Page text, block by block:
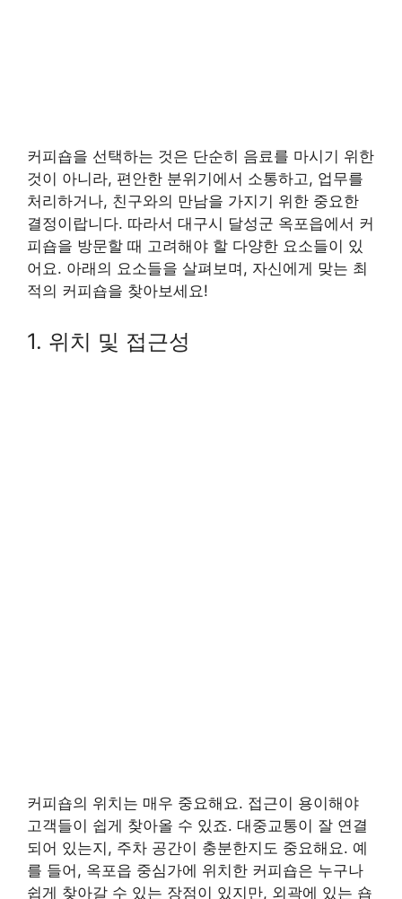
커피숍을 선택하는 것은 단순히 음료를 마시기 위한
것이 아니라, 편안한 분위기에서 소통하고, 업무를
처리하거나, 친구와의 만남을 가지기 위한 중요한
결정이랍니다. 따라서 대구시 달성군 옥포읍에서 커
피숍을 방문할 때 고려해야 할 다양한 요소들이 있
어요. 아래의 요소들을 살펴보며, 자신에게 맞는 최
적의 커피숍을 찾아보세요!
1. 위치 및 접근성
커피숍의 위치는 매우 중요해요. 접근이 용이해야
고객들이 쉽게 찾아올 수 있죠. 대중교통이 잘 연결
되어 있는지, 주차 공간이 충분한지도 중요해요. 예
를 들어, 옥포읍 중심가에 위치한 커피숍은 누구나
쉽게 찾아갈 수 있는 장점이 있지만, 외곽에 있는 숍